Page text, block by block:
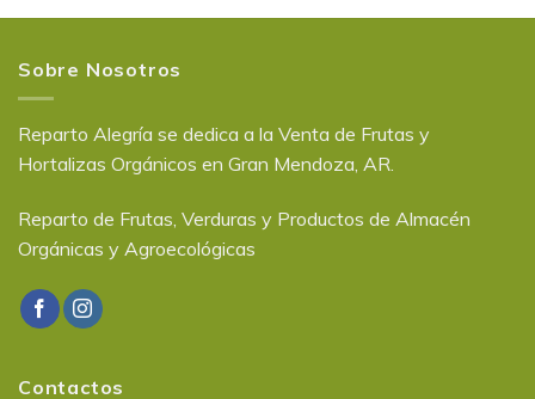
Sobre Nosotros
Reparto Alegría se dedica a la Venta de Frutas y
Hortalizas Orgánicos en Gran Mendoza, AR.
Reparto de Frutas, Verduras y Productos de Almacén
Orgánicas y Agroecológicas
Contactos